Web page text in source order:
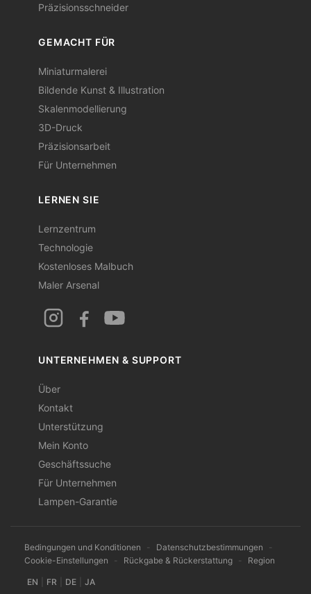
Präzisionsschneider
GEMACHT FÜR
Miniaturmalerei
Bildende Kunst & Illustration
Skalenmodellierung
3D-Druck
Präzisionsarbeit
Für Unternehmen
LERNEN SIE
Lernzentrum
Technologie
Kostenloses Malbuch
Maler Arsenal
UNTERNEHMEN & SUPPORT
Über
Kontakt
Unterstützung
Mein Konto
Geschäftssuche
Für Unternehmen
Lampen-Garantie
Bedingungen und Konditionen - Datenschutzbestimmungen
-
Cookie-Einstellungen
- Rückgabe & Rückerstattung - Region
EN FR DE JA